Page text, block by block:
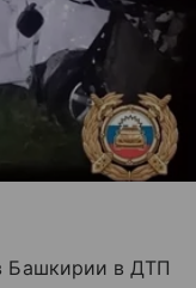
Башкирии в ДТП